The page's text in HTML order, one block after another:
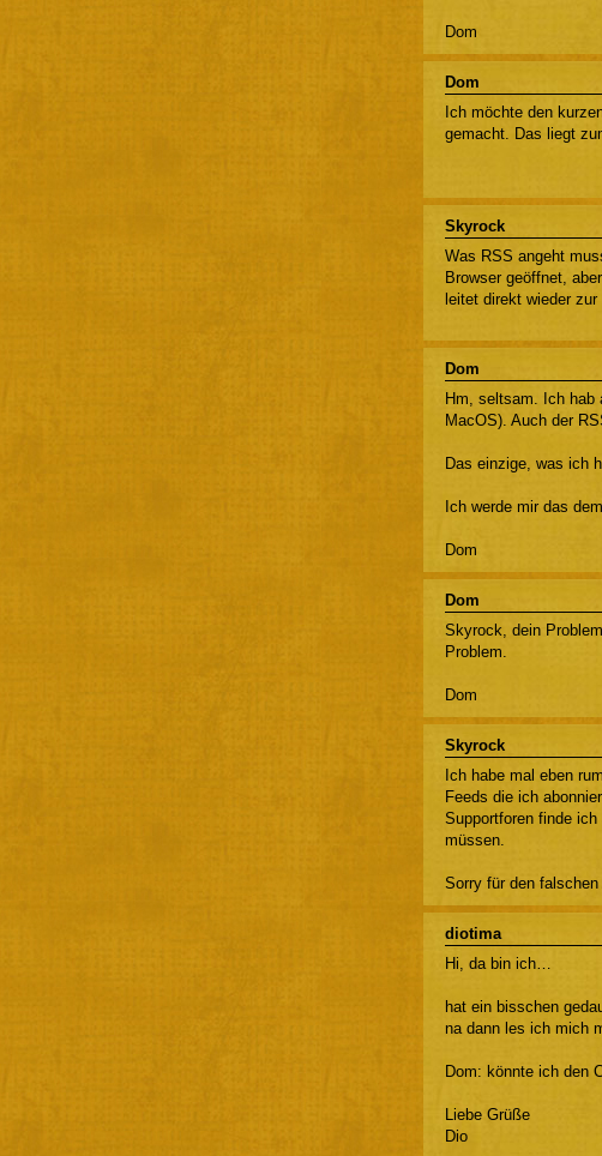
Dom
Dom
Ich möchte den
gemacht. Das liegt
Skyrock
Was RSS angeht
Browser geöffnet,
leitet direkt wieder
Dom
Hm, seltsam. Ich
MacOS). Auch der
Das einzige, was ich
Ich werde mir das
Dom
Dom
Skyrock, dein
Problem.
Dom
Skyrock
Ich habe mal eben
Feeds die ich
Supportforen finde
müssen.
Sorry für den falschen
diotima
Hi, da bin ich…
hat ein bisschen
na dann les ich mich
Dom: könnte ich den
Liebe Grüße
Dio